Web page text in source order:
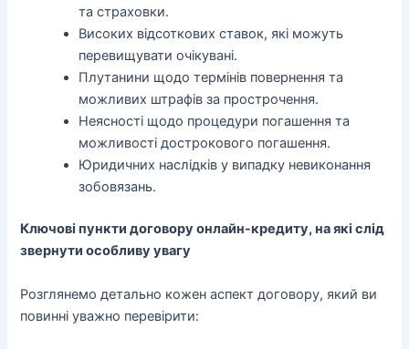
та страховки.
Високих відсоткових ставок, які можуть
перевищувати очікувані.
Плутанини щодо термінів повернення та
можливих штрафів за прострочення.
Неясності щодо процедури погашення та
можливості дострокового погашення.
Юридичних наслідків у випадку невиконання
зобовязань.
Ключові пункти договору онлайн-кредиту, на які слід
звернути особливу увагу
Розглянемо детально кожен аспект договору, який ви
повинні уважно перевірити: